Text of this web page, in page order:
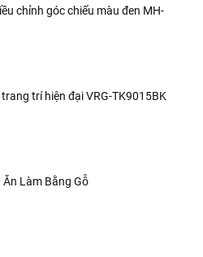
chỉnh góc chiếu màu đen MH-
trí hiện đại VRG-TK9015BK
Làm Bằng Gỗ